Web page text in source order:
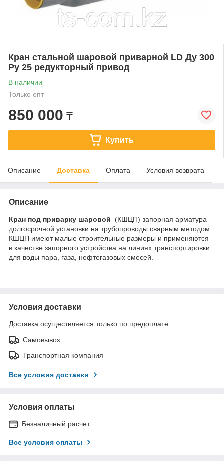
Кран стальной шаровой приварной LD Ду 300
Ру 25 редукторный привод
В наличии
Только опт
850 000 ₸
Купить
Описание Доставка Оплата Условия возврата
Описание
Кран под приварку шаровой
(КШЦП) запорная арматура
долгосрочной установки на трубопроводы сварным методом.
КШЦП имеют малые строительные размеры и применяются
в качестве запорного устройства на линиях транспортировки
для воды пара, газа, нефтегазовых смесей.
Условия доставки
Доставка осуществляется только по предоплате.
Самовывоз
Транспортная компания
Все условия доставки
Условия оплаты
Безналичный расчет
Все условия оплаты